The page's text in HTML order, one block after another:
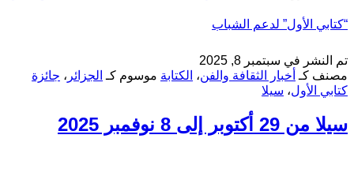
“كتابي الأول” لدعم الشباب
تم النشر في سبتمبر 8, 2025
مصنف كـ أخبار الثقافة والفن، الكتابة موسوم كـ الجزائر ، جائزة
كتابي الأول، سيلا
سيلا من 29 أكتوبر إلى 8 نوفمبر 2025